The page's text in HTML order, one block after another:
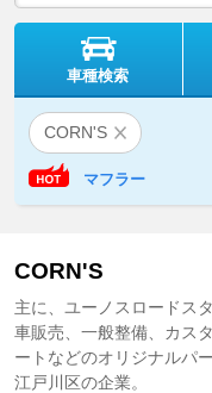
車種検索
CORN'S
マフラー
CORN'S
主に、ユーノスロードス
車販売、一般整備、カス
ートなどのオリジナルパ
江戸川区の企業。